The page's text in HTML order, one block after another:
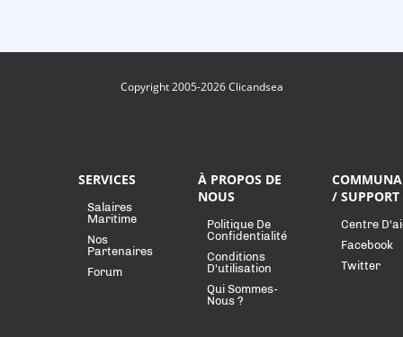
Copyright 2005-2026 Clicandsea
SERVICES
Salaires
Maritime
Nos
Partenaires
Forum
À PROPOS DE
NOUS
Politique De
Confidentialité
Conditions
D'utilisation
Qui Sommes-
Nous ?
/ SUPPORT
Centre
Facebook
Twitter